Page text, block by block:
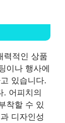
력적인 상품
이나 행사에
있습니다.
. 어피치의
착할 수 있
디자인성